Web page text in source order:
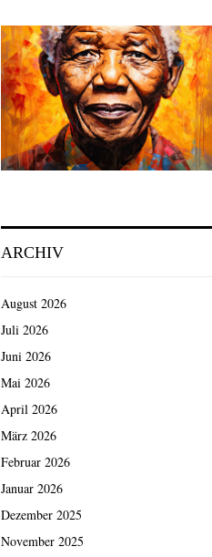
ARCHIV
August 2026
Juli 2026
Juni 2026
Mai 2026
April 2026
März 2026
Februar 2026
Januar 2026
Dezember 2025
November 2025